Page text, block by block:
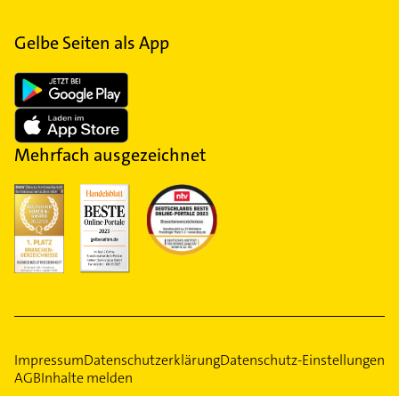
Gelbe Seiten als App
Mehrfach ausgezeichnet
ImpressumDatenschutzerklärungDatenschutz-Einstellungen
AGBInhalte melden